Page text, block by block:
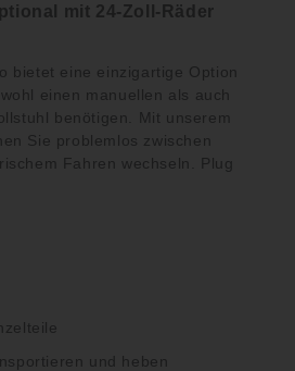
mit 24-Zoll-Räder
bietet eine einzigartige Option
einen manuellen als auch
benötigen. Mit unserem
Sie problemlos zwischen
Fahren wechseln. Plug
und heben